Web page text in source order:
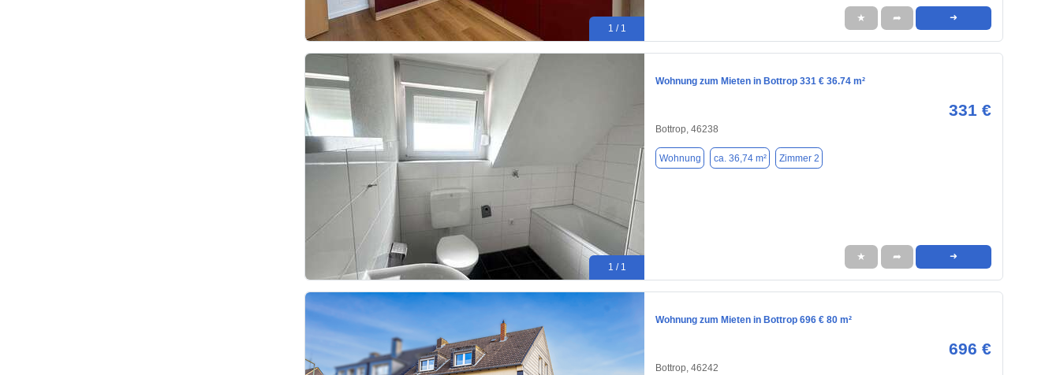
1 / 1
★ ➦ ➜
1 / 1
Wohnung zum Mieten in Bottrop 331 € 36.74 m²
331 €
Bottrop, 46238
Wohnung ca. 36,74 m² Zimmer 2
★ ➦ ➜
Wohnung zum Mieten in Bottrop 696 € 80 m²
696 €
Bottrop, 46242